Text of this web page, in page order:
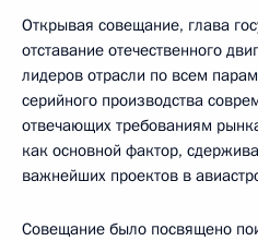
Открывая совещание, глава
отставание отечественного
лидеров отрасли по всем
серийного производства
отвечающих требованиям
как основной фактор,
важнейших проектов в
Совещание было посвящено